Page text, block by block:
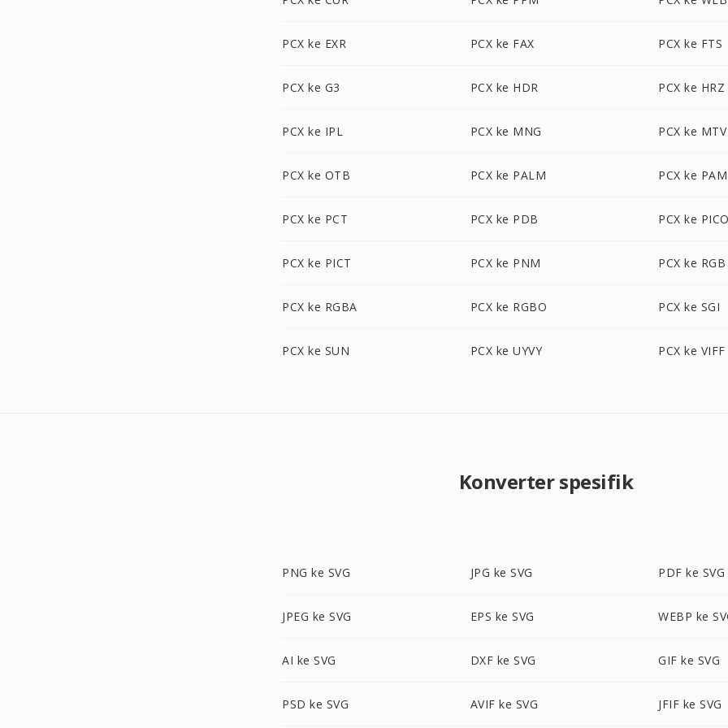
PCX ke EXR PCX ke FAX PCX ke FTS
PCX ke G3 PCX ke HDR PCX ke HRZ
PCX ke IPL PCX ke MNG PCX ke MTV
PCX ke OTB PCX ke PALM PCX ke PAM
PCX ke PCT PCX ke PDB PCX ke
PCX ke PICT PCX ke PNM PCX ke RGB
PCX ke RGBA PCX ke RGBO PCX ke SGI
PCX ke SUN PCX ke UYVY PCX ke VIFF
Konverter spesifik
PNG ke SVG JPG ke SVG PDF ke SVG
JPEG ke SVG EPS ke SVG WEBP ke
AI ke SVG DXF ke SVG GIF ke SVG
PSD ke SVG AVIF ke SVG JFIF ke SVG